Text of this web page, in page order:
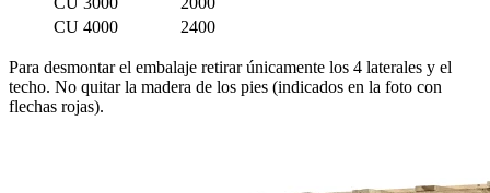
CU 4000
2400
Para desmontar el embalaje retirar únicamente los 4 laterales y el
techo. No quitar la madera de los pies (indicados en la foto con
flechas rojas).